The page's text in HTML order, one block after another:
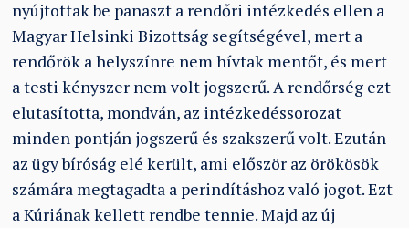
nyújtottak be panaszt a rendőri intézkedés ellen a
Magyar Helsinki Bizottság segítségével, mert a
rendőrök a helyszínre nem hívtak mentőt, és mert
a testi kényszer nem volt jogszerű. A rendőrség ezt
elutasította, mondván, az intézkedéssorozat
minden pontján jogszerű és szakszerű volt. Ezután
az ügy bíróság elé került, ami először az örökösök
számára megtagadta a perindításhoz való jogot. Ezt
a Kúriának kellett rendbe tennie. Majd az új